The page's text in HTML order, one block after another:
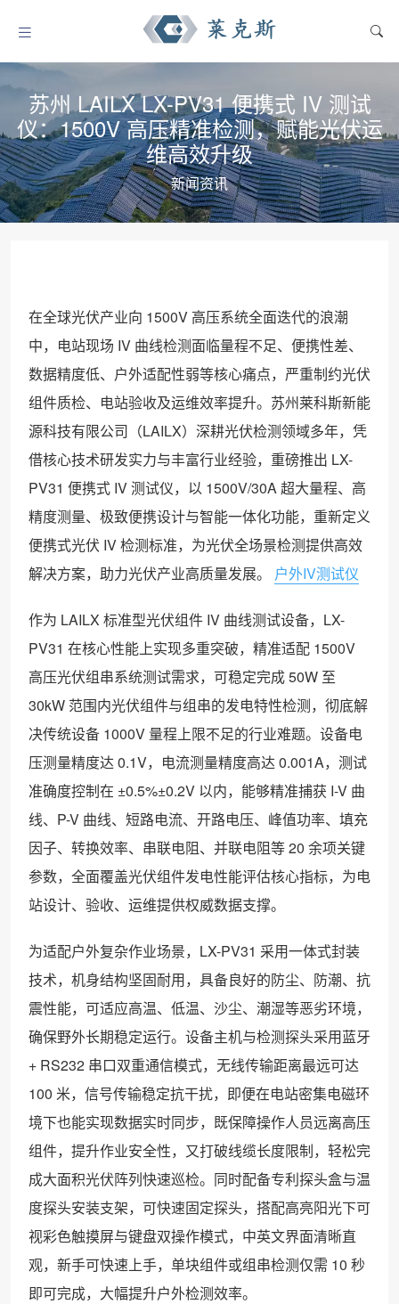
苏州 LAILX LX-PV31 便携式 IV 测试
仪：1500V 高压精准检测，赋能光伏运
维高效升级
新闻资讯
在全球光伏产业向 1500V 高压系统全面迭代的浪潮
中，电站现场 IV 曲线检测面临量程不足、便携性差、
数据精度低、户外适配性弱等核心痛点，严重制约光伏
组件质检、电站验收及运维效率提升。苏州莱科斯新能
源科技有限公司（LAILX）深耕光伏检测领域多年，凭
借核心技术研发实力与丰富行业经验，重磅推出 LX-
PV31 便携式 IV 测试仪，以 1500V/30A 超大量程、高
精度测量、极致便携设计与智能一体化功能，重新定义
便携式光伏 IV 检测标准，为光伏全场景检测提供高效
解决方案，助力光伏产业高质量发展。
户外IV测试仪
作为 LAILX 标准型光伏组件 IV 曲线测试设备，LX-
PV31 在核心性能上实现多重突破，精准适配 1500V
高压光伏组串系统测试需求，可稳定完成 50W 至
30kW 范围内光伏组件与组串的发电特性检测，彻底解
决传统设备 1000V 量程上限不足的行业难题。设备电
压测量精度达 0.1V，电流测量精度高达 0.001A，测试
准确度控制在 ±0.5%±0.2V 以内，能够精准捕获 I-V 曲
线、P-V 曲线、短路电流、开路电压、峰值功率、填充
因子、转换效率、串联电阻、并联电阻等 20 余项关键
参数，全面覆盖光伏组件发电性能评估核心指标，为电
站设计、验收、运维提供权威数据支撑。
为适配户外复杂作业场景，LX-PV31 采用一体式封装
技术，机身结构坚固耐用，具备良好的防尘、防潮、抗
震性能，可适应高温、低温、沙尘、潮湿等恶劣环境，
确保野外长期稳定运行。设备主机与检测探头采用蓝牙
+ RS232 串口双重通信模式，无线传输距离最远可达
100 米，信号传输稳定抗干扰，即便在电站密集电磁环
境下也能实现数据实时同步，既保障操作人员远离高压
组件，提升作业安全性，又打破线缆长度限制，轻松完
成大面积光伏阵列快速巡检。同时配备专利探头盒与温
度探头安装支架，可快速固定探头，搭配高亮阳光下可
视彩色触摸屏与键盘双操作模式，中英文界面清晰直
观，新手可快速上手，单块组件或组串检测仅需 10 秒
即可完成，大幅提升户外检测效率。